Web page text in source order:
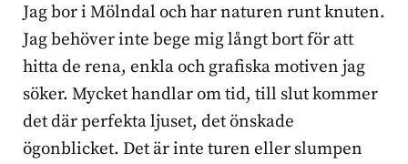
Jag bor i Mölndal och har naturen runt knuten.
Jag behöver inte bege mig långt bort för att
hitta de rena, enkla och grafiska motiven jag
söker. Mycket handlar om tid, till slut kommer
det där perfekta ljuset, det önskade
ögonblicket. Det är inte turen eller slumpen